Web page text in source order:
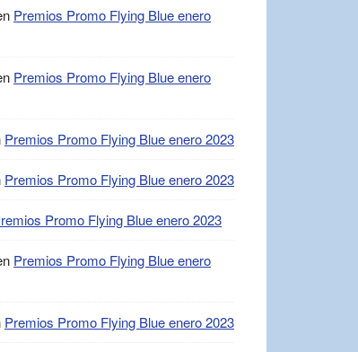
Premios Promo Flying Blue enero
Premios Promo Flying Blue enero
Premios Promo Flying Blue enero 2023
Premios Promo Flying Blue enero 2023
Promo Flying Blue enero 2023
Premios Promo Flying Blue enero
Premios Promo Flying Blue enero 2023